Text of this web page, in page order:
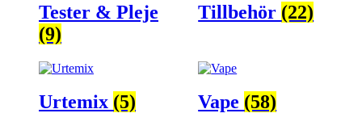
Tester & Pleje
(9)
Tillbehör (22)
Urtemix (5) Vape (58)